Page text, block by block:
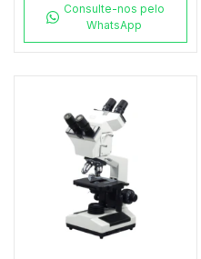
Consulte-nos pelo
WhatsApp